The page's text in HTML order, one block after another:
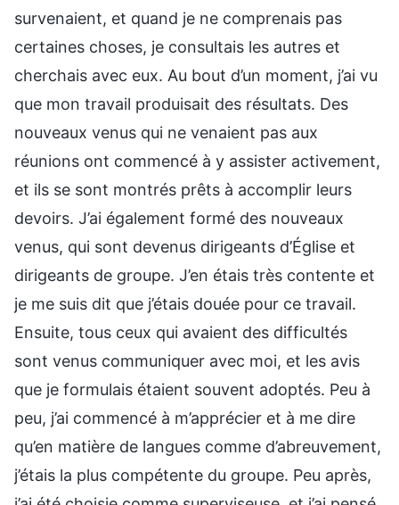
survenaient, et quand je ne comprenais pas
certaines choses, je consultais les autres et
cherchais avec eux. Au bout d’un moment, j’ai vu
que mon travail produisait des résultats. Des
nouveaux venus qui ne venaient pas aux
réunions ont commencé à y assister activement,
et ils se sont montrés prêts à accomplir leurs
devoirs. J’ai également formé des nouveaux
venus, qui sont devenus dirigeants d’Église et
dirigeants de groupe. J’en étais très contente et
je me suis dit que j’étais douée pour ce travail.
Ensuite, tous ceux qui avaient des difficultés
sont venus communiquer avec moi, et les avis
que je formulais étaient souvent adoptés. Peu à
peu, j’ai commencé à m’apprécier et à me dire
qu’en matière de langues comme d’abreuvement,
j’étais la plus compétente du groupe. Peu après,